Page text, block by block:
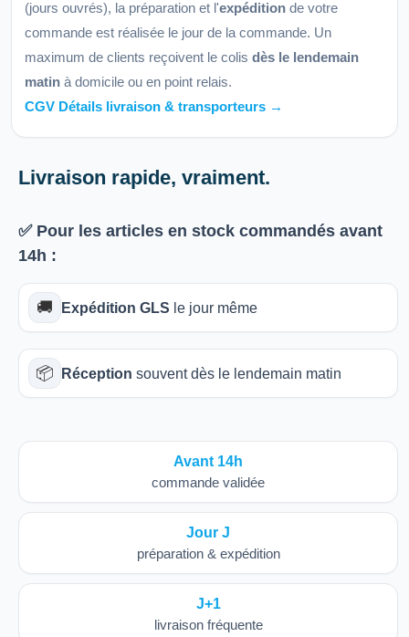
(jours ouvrés), la préparation et l'expédition de votre
commande est réalisée le jour de la commande. Un
maximum de clients reçoivent le colis dès le lendemain
matin à domicile ou en point relais.
CGV Détails livraison & transporteurs →
Livraison rapide, vraiment.
✅ Pour les articles en stock commandés avant
14h :
🚚 Expédition GLS le jour même
📦 Réception souvent dès le lendemain matin
Avant 14h
commande validée
Jour J
préparation & expédition
J+1
livraison fréquente